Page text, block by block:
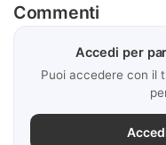
Commenti
Accedi per
Puoi accedere con il